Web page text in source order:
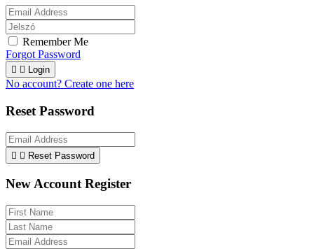
Remember Me
Forgot Password
  Login
No account? Create one here
Reset Password
  Reset Password
New Account Register